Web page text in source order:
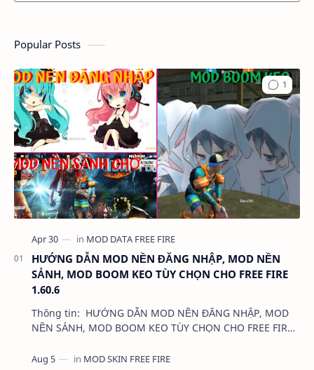
Popular Posts
HƯỚNG DẪN MOD NỀN ĐĂNG NHẬP, MOD NỀN
SẢNH, MOD BOOM KEO TÙY CHỌN CHO FREE FIRE
1.60.6
Thông tin: HƯỚNG DẪN MOD NỀN ĐĂNG NHẬP, MOD
NỀN SẢNH, MOD BOOM KEO TÙY CHỌN CHO FREE FIRE